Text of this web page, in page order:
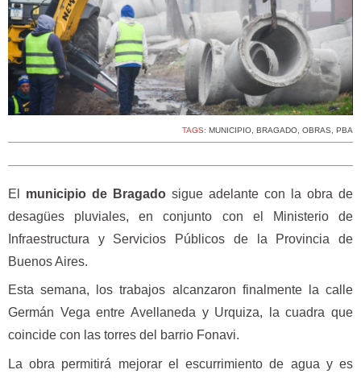
TAGS: MUNICIPIO, BRAGADO, OBRAS, PBA
El municipio de Bragado sigue adelante con la obra de
desagües pluviales, en conjunto con el Ministerio de
Infraestructura y Servicios Públicos de la Provincia de
Buenos Aires.
Esta semana, los trabajos alcanzaron finalmente la calle
Germán Vega entre Avellaneda y Urquiza, la cuadra que
coincide con las torres del barrio Fonavi.
La obra permitirá mejorar el escurrimiento de agua y es